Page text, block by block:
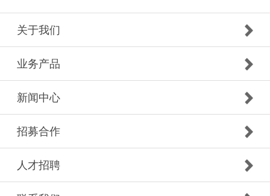
关于我们
业务产品
新闻中心
招募合作
人才招聘